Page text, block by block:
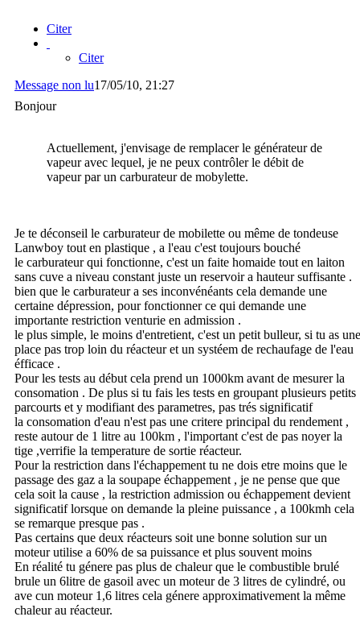
Citer
Citer
Message non lu17/05/10, 21:27
Bonjour
Actuellement, j'envisage de remplacer le générateur de
vapeur avec lequel, je ne peux contrôler le débit de
vapeur par un carburateur de mobylette.
Je te déconseil le carburateur de mobilette ou même de tondeuse
Lanwboy tout en plastique , a l'eau c'est toujours bouché
le carburateur qui fonctionne, c'est un faite homaide tout en laiton
sans cuve a niveau constant juste un reservoir a hauteur suffisante .
bien que le carburateur a ses inconvénéants cela demande une
certaine dépression, pour fonctionner ce qui demande une
importante restriction venturie en admission .
le plus simple, le moins d'entretient, c'est un petit bulleur, si tu as une
place pas trop loin du réacteur et un systéem de rechaufage de l'eau
éfficace .
Pour les tests au début cela prend un 1000km avant de mesurer la
consomation . De plus si tu fais les tests en groupant plusieurs petits
parcourts et y modifiant des parametres, pas trés significatif
la consomation d'eau n'est pas une critere principal du rendement ,
reste autour de 1 litre au 100km , l'important c'est de pas noyer la
tige ,verrifie la temperature de sortie réacteur.
Pour la restriction dans l'échappement tu ne dois etre moins que le
passage des gaz a la soupape échappement , je ne pense que que
cela soit la cause , la restriction admission ou échappement devient
significatif lorsque on demande la pleine puissance , a 100kmh cela
se remarque presque pas .
Pas certains que deux réacteurs soit une bonne solution sur un
moteur utilise a 60% de sa puissance et plus souvent moins
En réalité tu génere pas plus de chaleur que le combustible brulé
brule un 6litre de gasoil avec un moteur de 3 litres de cylindré, ou
ave cun moteur 1,6 litres cela génere approximativement la même
chaleur au réacteur.